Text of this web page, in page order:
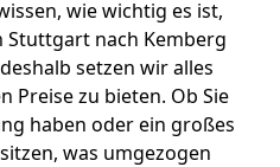
wie wichtig es ist,
nach Kemberg
setzen wir alles
Preise zu bieten. Ob Sie
haben oder ein großes
was umgezogen